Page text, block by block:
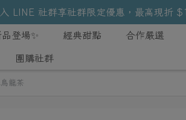
LINE 社群享社群限定優惠，最高現折
登場✨ 經典甜點
合作嚴選
團購社群
龍茶